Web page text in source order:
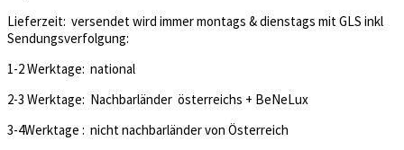
Lieferzeit: versendet wird immer montags & dienstags mit GLS inkl
Sendungsverfolgung:
1-2 Werktage: national
2-3 Werktage: Nachbarländer österreichs + BeNeLux
3-4Werktage : nicht nachbarländer von Österreich